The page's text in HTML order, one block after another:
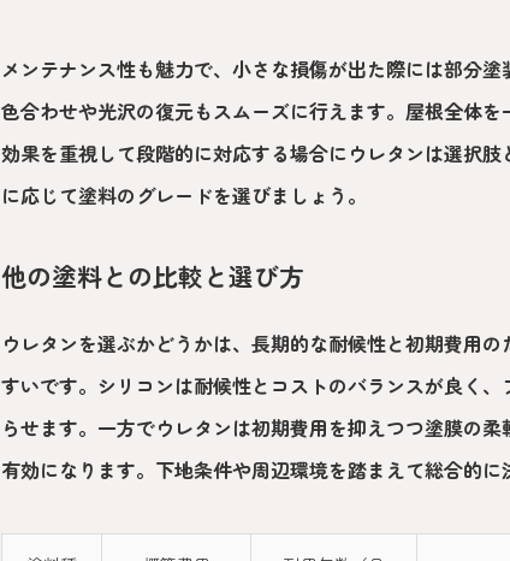
メンテナンス性も魅力で、小さな損傷が出た際には部分
色合わせや光沢の復元もスムーズに行えます。屋根全体
効果を重視して段階的に対応する場合にウレタンは選択
に応じて塗料のグレードを選びましょう。
他の塗料との比較と選び方
ウレタンを選ぶかどうかは、長期的な耐候性と初期費用
すいです。シリコンは耐候性とコストのバランスが良く
らせます。一方でウレタンは初期費用を抑えつつ塗膜の
有効になります。下地条件や周辺環境を踏まえて総合的に